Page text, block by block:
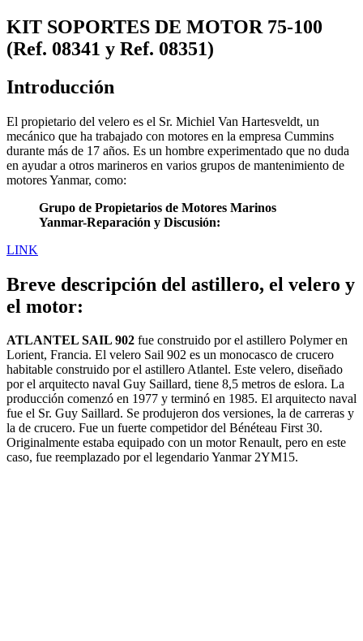
KIT SOPORTES DE MOTOR 75-100
(Ref. 08341 y Ref. 08351)
Introducción
El propietario del velero es el Sr. Michiel Van Hartesveldt, un
mecánico que ha trabajado con motores en la empresa Cummins
durante más de 17 años. Es un hombre experimentado que no duda
en ayudar a otros marineros en varios grupos de mantenimiento de
motores Yanmar, como:
Grupo de Propietarios de Motores Marinos
Yanmar-Reparación y Discusión:
LINK
Breve descripción del astillero, el velero y
el motor:
ATLANTEL SAIL 902 fue construido por el astillero Polymer en
Lorient, Francia. El velero Sail 902 es un monocasco de crucero
habitable construido por el astillero Atlantel. Este velero, diseñado
por el arquitecto naval Guy Saillard, tiene 8,5 metros de eslora. La
producción comenzó en 1977 y terminó en 1985. El arquitecto naval
fue el Sr. Guy Saillard. Se produjeron dos versiones, la de carreras y
la de crucero. Fue un fuerte competidor del Bénéteau First 30.
Originalmente estaba equipado con un motor Renault, pero en este
caso, fue reemplazado por el legendario Yanmar 2YM15.